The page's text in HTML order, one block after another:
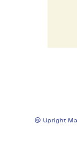
@ Upright